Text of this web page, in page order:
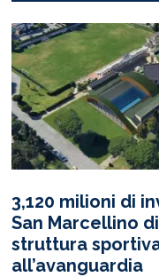
3,120 milioni di
San Marcellino
struttura
all’avanguardia